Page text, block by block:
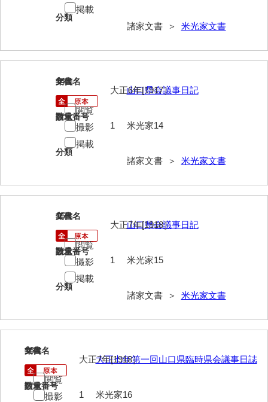
兼田家文書
嘉村家文書
亀田家文書
賀屋家文書
河北家文書
河田家文書
河野家文書（美祢市）
河野英男収集資料
神田一・二宮関係文書
木津屋家文書
木梨家文書
分類
諸家文書 ＞ 米光家文書
掲載
14
文書名
山口県会議事日記
請求番号
米光家14
分類
諸家文書 ＞ 米光家文書
年代
大正6年[1917］
数量
1
閲覧
撮影
掲載
15
文書名
山口県会議事日記
請求番号
米光家15
分類
諸家文書 ＞ 米光家文書
年代
大正7年[1918］
数量
1
閲覧
撮影
掲載
16
文書名
大正七年第一回山口県臨時県会議事日誌
請求番号
米光家16
年代
大正7年[1918］
数量
1
閲覧
撮影